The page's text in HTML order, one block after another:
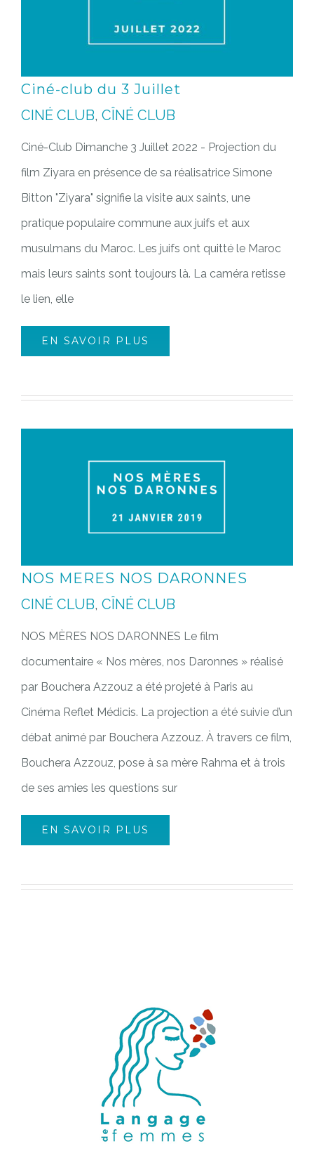
Ciné-club du 3 Juillet
CINÉ CLUB, CÎNÉ CLUB
Ciné-Club Dimanche 3 Juillet 2022 - Projection du
film Ziyara en présence de sa réalisatrice Simone
Bitton "Ziyara" signifie la visite aux saints, une
pratique populaire commune aux juifs et aux
musulmans du Maroc. Les juifs ont quitté le Maroc
mais leurs saints sont toujours là. La caméra retisse
le lien, elle
EN SAVOIR PLUS
NOS MERES NOS DARONNES
CINÉ CLUB, CÎNÉ CLUB
NOS MÈRES NOS DARONNES Le film
documentaire « Nos mères, nos Daronnes » réalisé
par Bouchera Azzouz a été projeté à Paris au
Cinéma Reflet Médicis. La projection a été suivie d’un
débat animé par Bouchera Azzouz. À travers ce film,
Bouchera Azzouz, pose à sa mère Rahma et à trois
de ses amies les questions sur
EN SAVOIR PLUS